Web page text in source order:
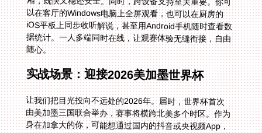
随心。
实战场景：迎接2026美加墨世界杯
让我们把目光投向不远处的2026年。届时，世界杯首次
由美加墨三国联合举办，赛事将横跨北美多个时区。作为
身在加拿大的你，可能想通过国内的抖音或央视频App，
收看由熟悉的中文解说员评述的、有中国队参与的比赛。
没有合适的工具，你很可能只能观看本地英文解说，或是